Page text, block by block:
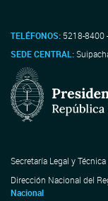
TELÉFONOS: 5218-8400
SEDE CENTRAL:
Secretaría Legal y Técnica
Dirección Nacional del
Nacional